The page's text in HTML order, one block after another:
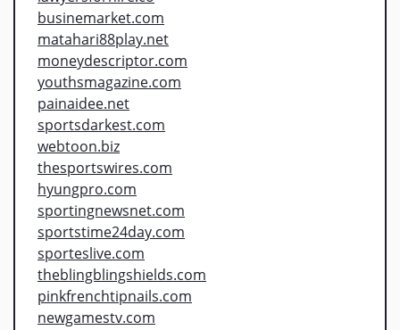
businemarket.com
matahari88play.net
moneydescriptor.com
youthsmagazine.com
painaidee.net
sportsdarkest.com
webtoon.biz
thesportswires.com
hyungpro.com
sportingnewsnet.com
sportstime24day.com
sporteslive.com
theblingblingshields.com
pinkfrenchtipnails.com
newgamestv.com